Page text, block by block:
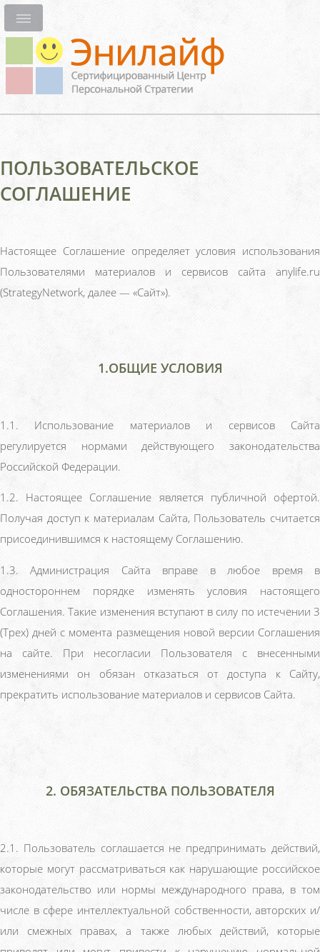
ПОЛЬЗОВАТЕЛЬСКОЕ
СОГЛАШЕНИЕ
Настоящее Соглашение определяет условия использования
Пользователями материалов и сервисов сайта anylife.ru
(StrategyNetwork, далее — «Сайт»).
1.ОБЩИЕ УСЛОВИЯ
1.1. Использование материалов и сервисов Сайта
регулируется нормами действующего законодательства
Российской Федерации.
1.2. Настоящее Соглашение является публичной офертой.
Получая доступ к материалам Сайта, Пользователь считается
присоединившимся к настоящему Соглашению.
1.3. Администрация Сайта вправе в любое время в
одностороннем порядке изменять условия настоящего
Соглашения. Такие изменения вступают в силу по истечении 3
(Трех) дней с момента размещения новой версии Соглашения
на сайте. При несогласии Пользователя с внесенными
изменениями он обязан отказаться от доступа к Сайту,
прекратить использование материалов и сервисов Сайта.
2. ОБЯЗАТЕЛЬСТВА ПОЛЬЗОВАТЕЛЯ
2.1. Пользователь соглашается не предпринимать действий,
которые могут рассматриваться как нарушающие российское
законодательство или нормы международного права, в том
числе в сфере интеллектуальной собственности, авторских и/
или смежных правах, а также любых действий, которые